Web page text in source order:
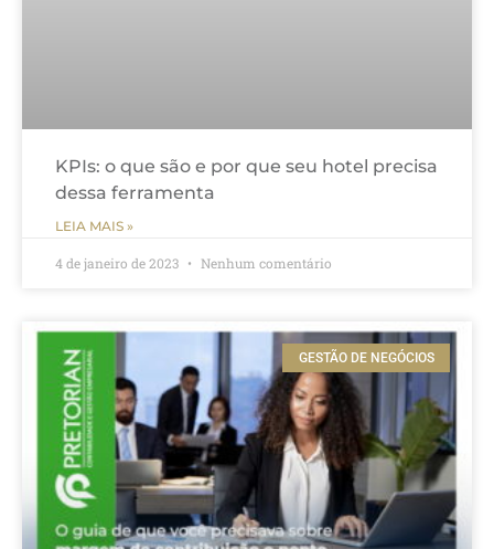
KPIs: o que são e por que seu hotel precisa
dessa ferramenta
LEIA MAIS »
4 de janeiro de 2023 Nenhum comentário
GESTÃO DE NEGÓCIOS